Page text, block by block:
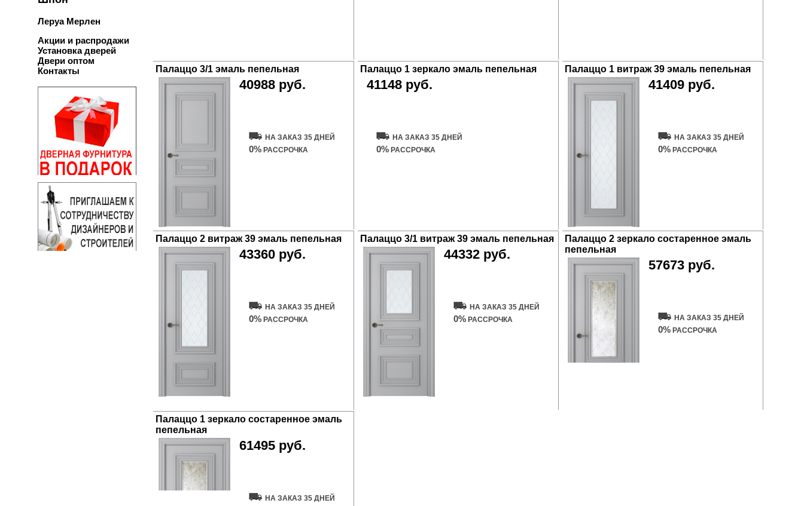
Леруа Мерлен
Акции и распродажи
Установка дверей
Двери оптом
Контакты
Палаццо 3/1 эмаль пепельная
40988 руб.
НА ЗАКАЗ 35 ДНЕЙ
0% РАССРОЧКА
Палаццо 1 зеркало эмаль пепельная
41148 руб.
НА ЗАКАЗ 35 ДНЕЙ
0% РАССРОЧКА
Палаццо 1 витраж 39 эмаль пепельная
41409 руб.
НА ЗАКАЗ 35 ДНЕЙ
0% РАССРОЧКА
Палаццо 2 витраж 39 эмаль пепельная
43360 руб.
НА ЗАКАЗ 35 ДНЕЙ
0% РАССРОЧКА
Палаццо 3/1 витраж 39 эмаль пепельная
44332 руб.
НА ЗАКАЗ 35 ДНЕЙ
0% РАССРОЧКА
Палаццо 2 зеркало состаренное эмаль
пепельная
57673 руб.
НА ЗАКАЗ 35 ДНЕЙ
0% РАССРОЧКА
Палаццо 1 зеркало состаренное эмаль
пепельная
61495 руб.
НА ЗАКАЗ 35 ДНЕЙ